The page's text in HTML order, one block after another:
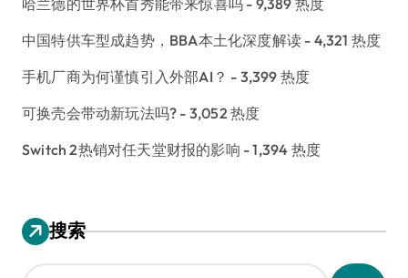
哈兰德的世界杯首秀能带来惊喜吗 - 9,389 热度
中国特供车型成趋势，BBA本土化深度解读 - 4,321 热度
手机厂商为何谨慎引入外部AI？ - 3,399 热度
可换壳会带动新玩法吗? - 3,052 热度
Switch 2热销对任天堂财报的影响 - 1,394 热度
搜索